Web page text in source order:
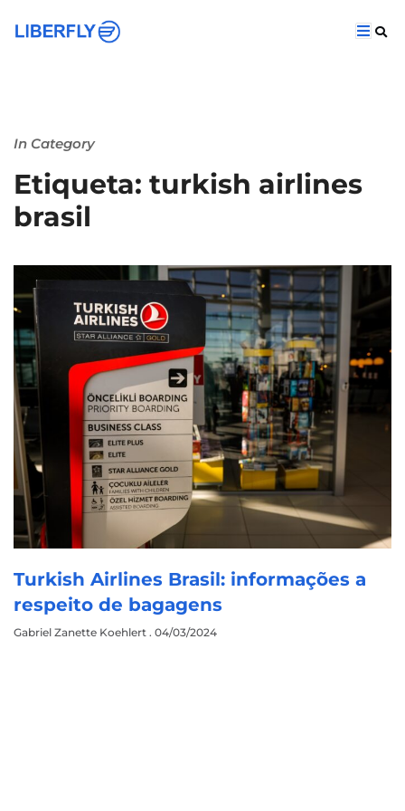
In Category
Etiqueta: turkish airlines
brasil
Turkish Airlines Brasil: informações a
respeito de bagagens
Gabriel Zanette Koehlert 04/03/2024